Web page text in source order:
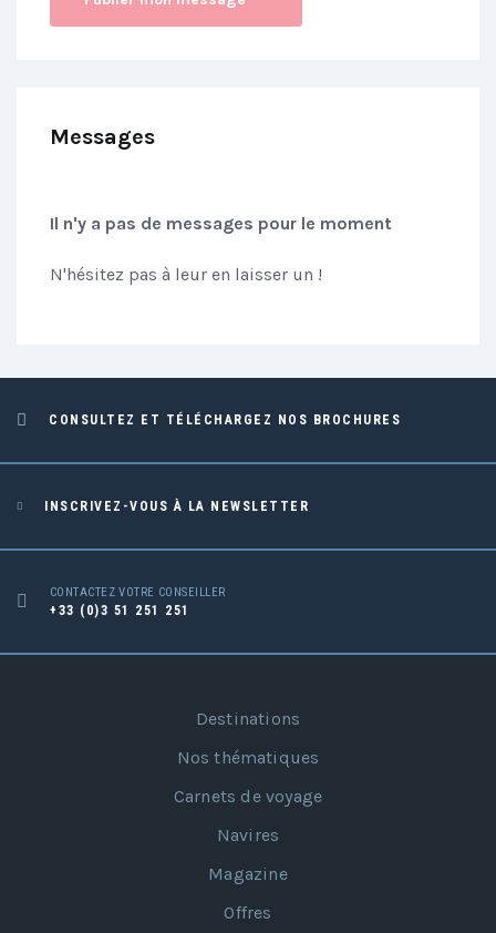
Messages
Il n'y a pas de messages pour le moment
N'hésitez pas à leur en laisser un !
CONSULTEZ ET TÉLÉCHARGEZ NOS BROCHURES
INSCRIVEZ-VOUS À LA NEWSLETTER
CONTACTEZ VOTRE CONSEILLER
+33 (0)3 51 251 251
Destinations
Nos thématiques
Carnets de voyage
Navires
Magazine
Offres